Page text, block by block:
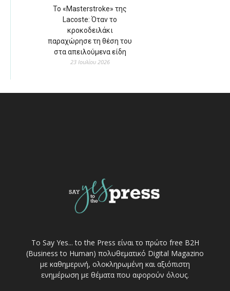
Το «Masterstroke» της
Lacoste: Όταν το
κροκοδειλάκι
παραχώρησε τη θέση του
στα απειλούμενα είδη
23 Ιουλίου 2026
Το Say Yes... to the Press είναι το πρώτο free Β2Η
(Business to Human) πολυθεματικό Digital Magazino
με καθημερινή, ολοκληρωμένη και αξιόπιστη
ενημέρωση με θέματα που αφορούν όλους.